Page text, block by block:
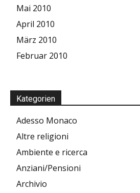
Mai 2010
April 2010
März 2010
Februar 2010
Kategorien
Adesso Monaco
Altre religioni
Ambiente e ricerca
Anziani/Pensioni
Archivio